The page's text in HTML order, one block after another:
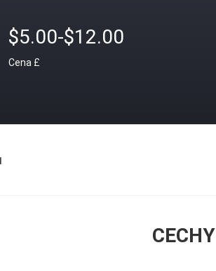
$5.00-$12.00
Cena £
CECHY